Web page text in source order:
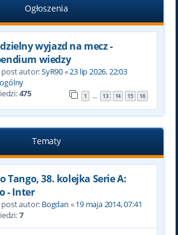
Ogłoszenia
wyjazd na mecz -
wiedzy
autor:SyR90«23 lip 2026, 22:03
ogólny
475 1 … 13 14 15 16
Tematy
Tango, 38. kolejka Serie A:
- Inter
autor: Bogdan «19 maja 2014, 07:41
7